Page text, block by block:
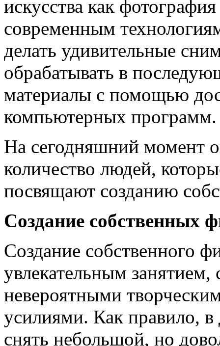
искусства как
современным
делать удивительные
обрабатывать в
материалы с помощью
компьютерных программ.
На сегодняшний момент
количество людей,
посвящают созданию
Создание собственных
Создание собственного
увлекательным
невероятными
усилиями. Как правило,
снять небольшой, но